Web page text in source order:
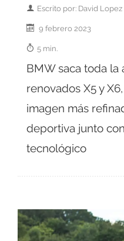
Escrito por: David Lopez
9 febrero 2023
5 min.
BMW saca toda la
renovados X5 y
imagen más
deportiva junto
tecnológico